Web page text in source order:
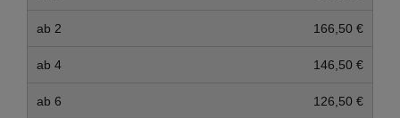
ab 2 166,50 €
ab 4 146,50 €
ab 6 126,50 €